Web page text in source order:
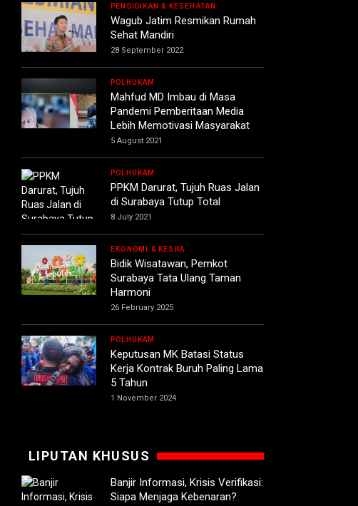
PENDIDIKAN & KESEHATAN
Wagub Jatim Resmikan Rumah
Sehat Mandiri
28 September 2022
POLHUKAM
Mahfud MD Imbau di Masa
Pandemi Pemberitaan Media
Lebih Memotivasi Masyarakat
5 August 2021
POLHUKAM
PPKM Darurat, Tujuh Ruas Jalan
di Surabaya Tutup Total
8 July 2021
EKONOMI & KESRA
Bidik Wisatawan, Pemkot
Surabaya Tata Ulang Taman
Harmoni
26 February 2025
POLHUKAM
Keputusan MK Batasi Status
Kerja Kontrak Buruh Paling Lama
5 Tahun
1 November 2024
LIPUTAN KHUSUS
Banjir Informasi, Krisis Verifikasi:
Siapa Menjaga Kebenaran?